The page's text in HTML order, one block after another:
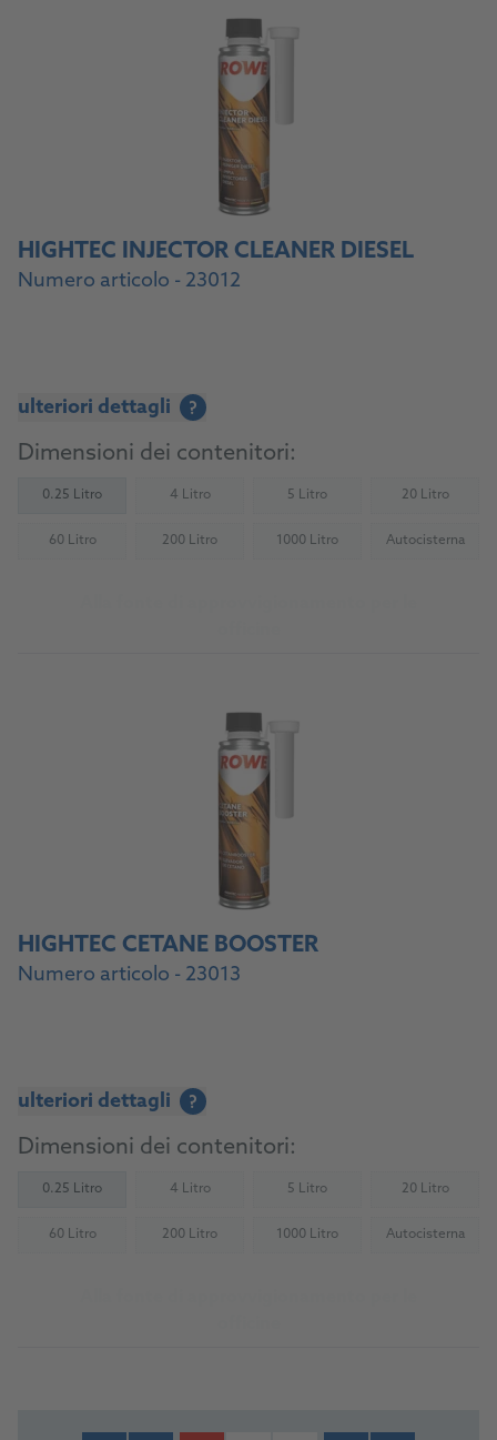
HIGHTEC INJECTOR CLEANER DIESEL
Numero articolo - 23012
ulteriori dettagli ?
Dimensioni dei contenitori:
0.25 Litro 4 Litro
(Not available) 5 Litro(Not available) 20 Litro
(Not
60 Litro
(Not available) 200 Litro(Not available) 1000 Litro(Not available)Autocisterna
(Not
HIGHTEC CETANE BOOSTER
Numero articolo - 23013
ulteriori dettagli ?
Dimensioni dei contenitori:
0.25 Litro 4 Litro
(Not available) 5 Litro(Not available) 20 Litro
(Not
60 Litro
(Not available) 200 Litro(Not available) 1000 Litro(Not available)Autocisterna
(Not